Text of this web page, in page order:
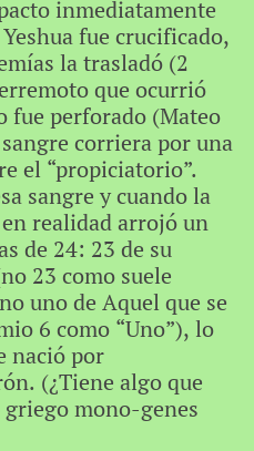
inmediatamente
fue crucificado,
la trasladó (2
que ocurrió
fue perforado (Mateo
corriera por una
el “propiciatorio”.
sangre y cuando la
realidad arrojó un
de 24: 23 de su
23 como suele
uno de Aquel que se
6 como “Uno”), lo
nació por
(¿Tiene algo que
mono-genes